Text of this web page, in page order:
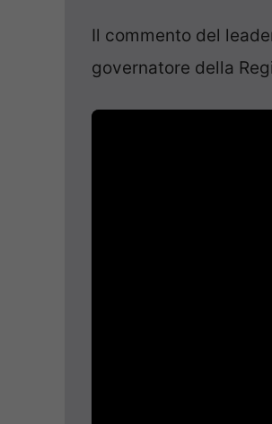
Il commento del
governatore della